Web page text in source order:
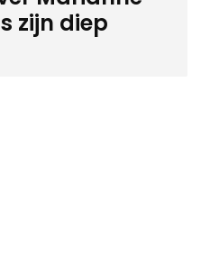
zijn diep